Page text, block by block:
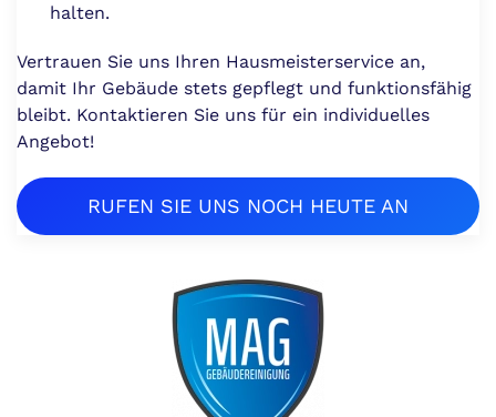
halten.
Vertrauen Sie uns Ihren Hausmeisterservice an,
damit Ihr Gebäude stets gepflegt und funktionsfähig
bleibt. Kontaktieren Sie uns für ein individuelles
Angebot!
RUFEN SIE UNS NOCH HEUTE AN